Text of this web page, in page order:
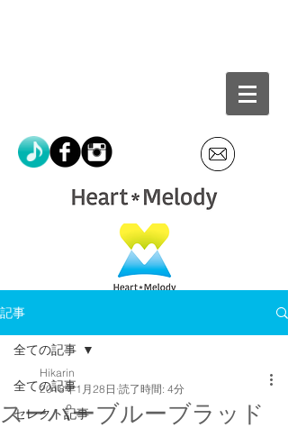
記事
全ての記事
セレクト記事
全ての記事
スーパーブルーブラッド
Hikarin
2018年1月28日 読了時間: 4分